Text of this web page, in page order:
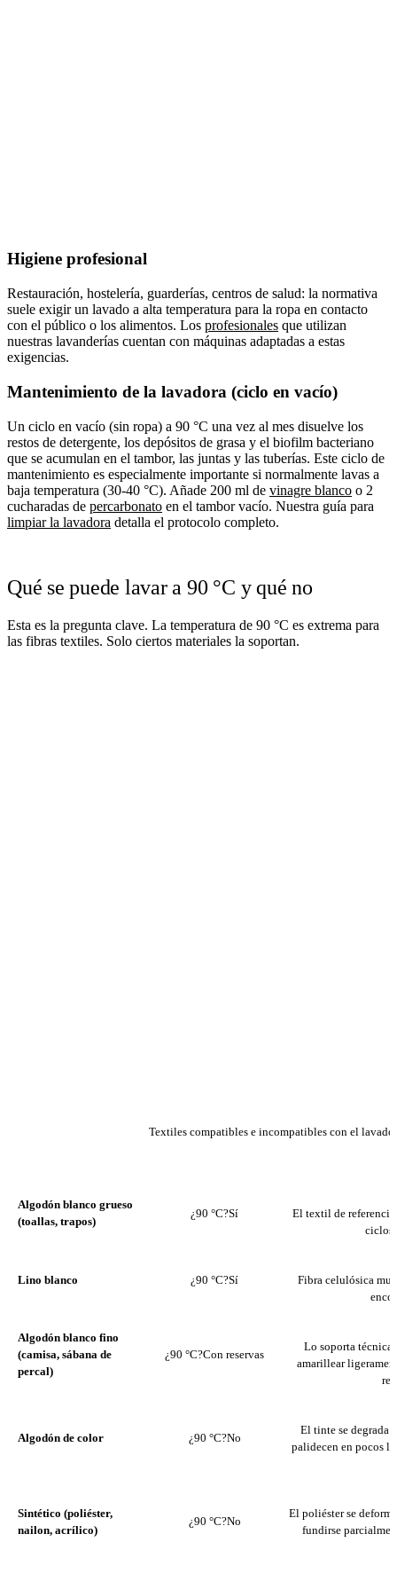
Higiene profesional
Restauración, hostelería, guarderías, centros de salud: la normativa
suele exigir un lavado a alta temperatura para la ropa en contacto
con el público o los alimentos. Los profesionales que utilizan
nuestras lavanderías cuentan con máquinas adaptadas a estas
exigencias.
Mantenimiento de la lavadora (ciclo en vacío)
Un ciclo en vacío (sin ropa) a 90 °C una vez al mes disuelve los
restos de detergente, los depósitos de grasa y el biofilm bacteriano
que se acumulan en el tambor, las juntas y las tuberías. Este ciclo de
mantenimiento es especialmente importante si normalmente lavas a
baja temperatura (30-40 °C). Añade 200 ml de vinagre blanco o 2
cucharadas de percarbonato en el tambor vacío. Nuestra guía para
limpiar la lavadora detalla el protocolo completo.
Qué se puede lavar a 90 °C y qué no
Esta es la pregunta clave. La temperatura de 90 °C es extrema para
las fibras textiles. Solo ciertos materiales la soportan.
Textiles compatibles e incompatibles con el lavado
Algodón blanco grueso
(toallas, trapos)
¿90 °C?Sí
El textil de referencia
ciclos
Lino blanco ¿90 °C?Sí
Fibra celulósica
Algodón blanco fino
(camisa, sábana de
percal)
¿90 °C?Con reservas
Lo soporta
amarillear
Algodón de color ¿90 °C?No
El tinte se degrada
palidecen en pocos
Sintético (poliéster,
nailon, acrílico)
¿90 °C?No
El poliéster se
fundirse